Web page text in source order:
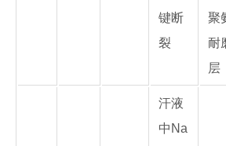
键断
裂
聚
耐
层
汗液
中Na